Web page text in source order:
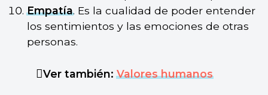
Empatía. Es la cualidad de poder entender
los sentimientos y las emociones de otras
personas.
Ver también:Valores humanos